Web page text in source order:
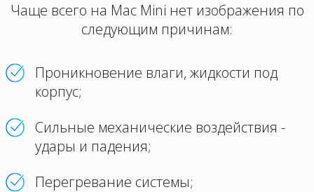
Чаще всего на Mac Mini нет изображения по
следующим причинам:
Проникновение влаги, жидкости под
корпус;
Сильные механические воздействия -
удары и падения;
Перегревание системы;